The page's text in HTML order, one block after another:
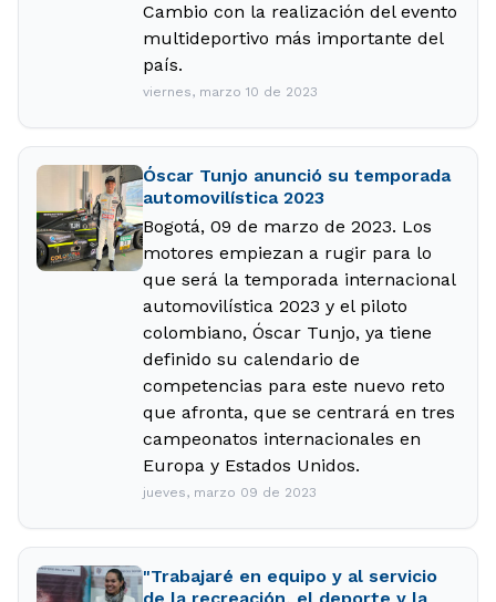
Cambio con la realización del evento
multideportivo más importante del
país.
viernes, marzo 10 de 2023
Óscar Tunjo anunció su temporada
automovilística 2023
Bogotá, 09 de marzo de 2023. Los
motores empiezan a rugir para lo
que será la temporada internacional
automovilística 2023 y el piloto
colombiano, Óscar Tunjo, ya tiene
definido su calendario de
competencias para este nuevo reto
que afronta, que se centrará en tres
campeonatos internacionales en
Europa y Estados Unidos.
jueves, marzo 09 de 2023
"Trabajaré en equipo y al servicio